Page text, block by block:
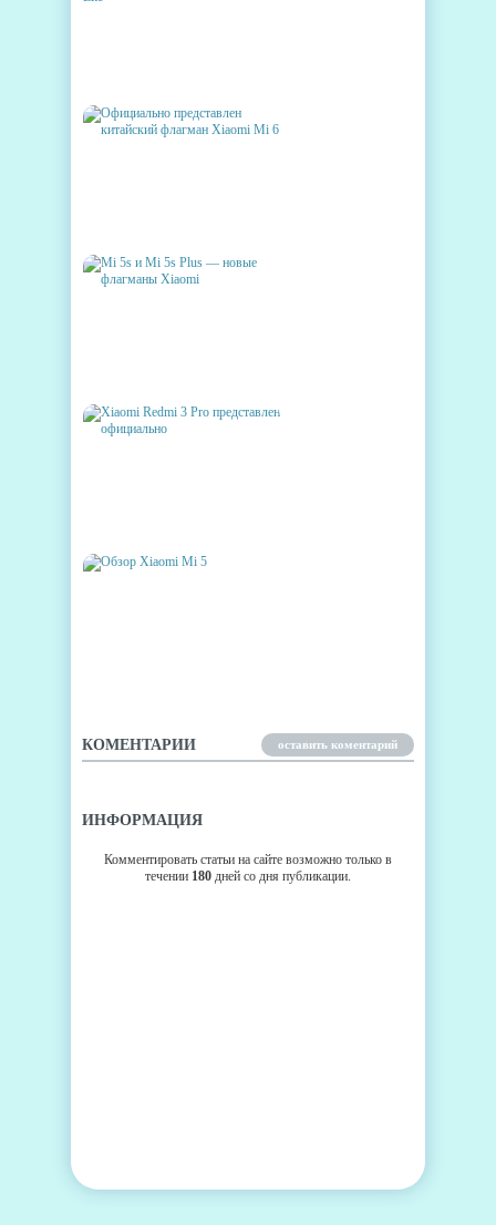
КОМЕНТАРИИ оставить коментарий
ИНФОРМАЦИЯ
Комментировать статьи на сайте возможно только в
течении 180 дней со дня публикации.